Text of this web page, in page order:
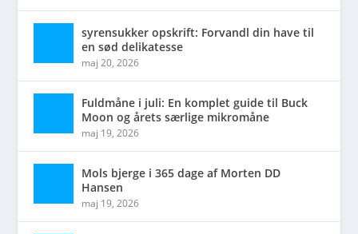
syrensukker opskrift: Forvandl din have til
en sød delikatesse
maj 20, 2026
Fuldmåne i juli: En komplet guide til Buck
Moon og årets særlige mikromåne
maj 19, 2026
Mols bjerge i 365 dage af Morten DD
Hansen
maj 19, 2026